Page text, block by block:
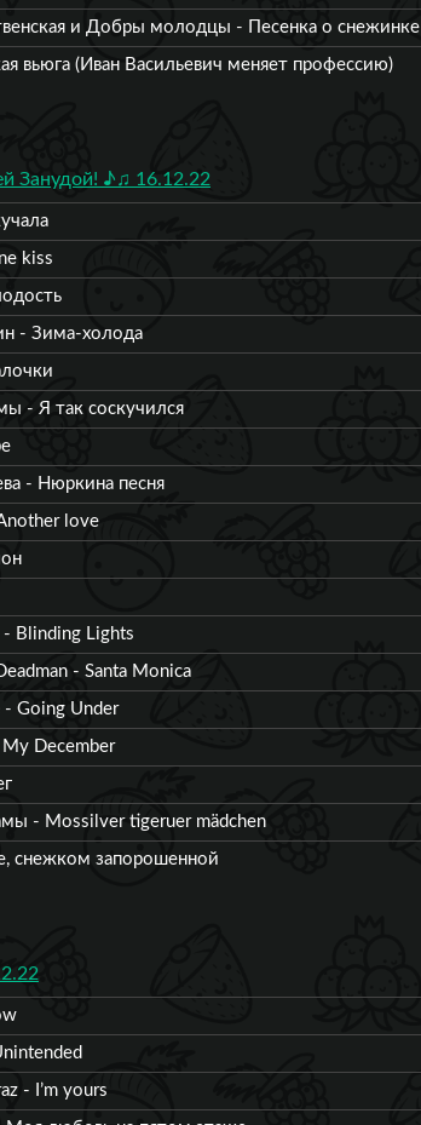
и Добры молодцы - Песенка о снежинке
вьюга (Иван Васильевич меняет профессию)
Занудой! ♪♫ 16.12.22
kiss
- Зима-холода
- Я так соскучился
- Нюркина песня
love
- Blinding Lights
- Santa Monica
- Going Under
December
- Mossilver tigeruer mädchen
снежком запорошенной
- I’m yours